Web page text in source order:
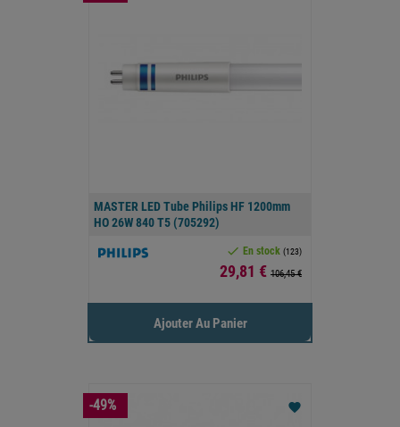
MASTER LED Tube Philips HF 1200mm
HO 26W 840 T5 (705292)
 En stock (123)
Prix
29,81 € 106,45 €
Ajouter Au Panier
favorite
-49%